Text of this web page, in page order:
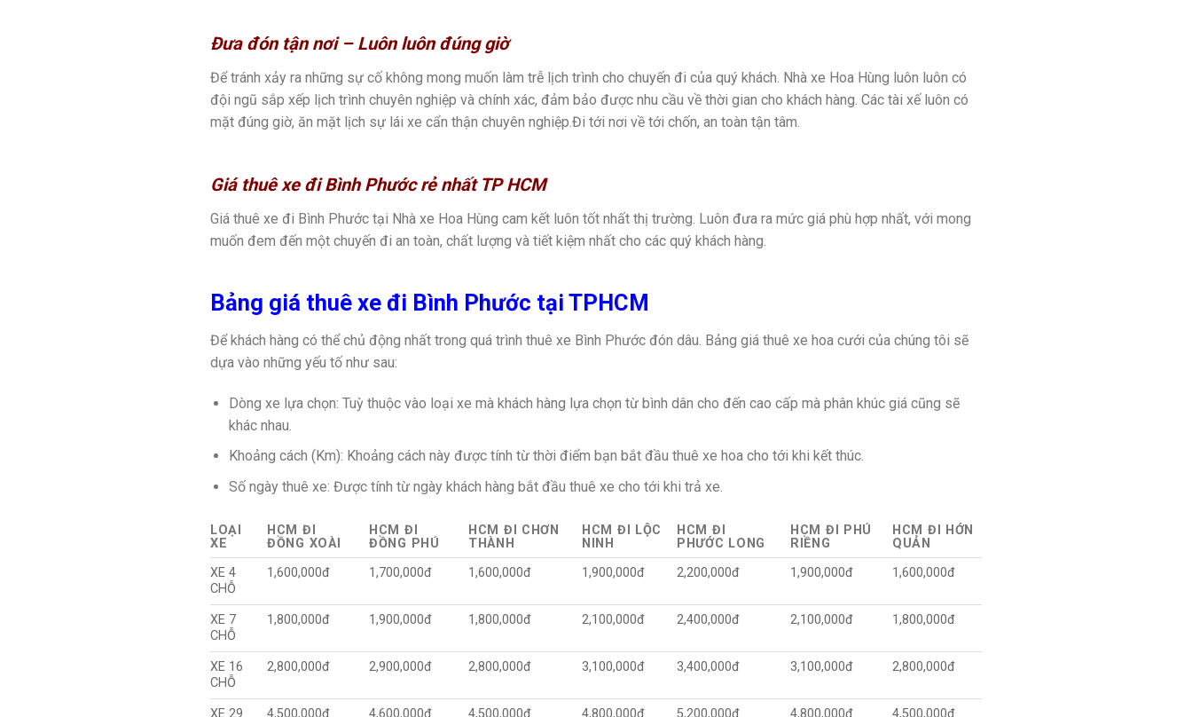
Đưa đón tận nơi – Luôn luôn đúng giờ
Để tránh xảy ra những sự cố không mong muốn làm trễ lịch trình cho chuyến đi của quý khách. Nhà xe Hoa Hùng luôn luôn có
đội ngũ sắp xếp lịch trình chuyên nghiệp và chính xác, đảm bảo được nhu cầu về thời gian cho khách hàng. Các tài xế luôn có
mặt đúng giờ, ăn mặt lịch sự lái xe cẩn thận chuyên nghiệp.Đi tới nơi về tới chốn, an toàn tận tâm.
Giá thuê xe đi Bình Phước rẻ nhất TP HCM
Giá thuê xe đi Bình Phước tại Nhà xe Hoa Hùng cam kết luôn tốt nhất thị trường. Luôn đưa ra mức giá phù hợp nhất, với mong
muốn đem đến một chuyến đi an toàn, chất lượng và tiết kiệm nhất cho các quý khách hàng.
Bảng giá thuê xe đi Bình Phước tại TPHCM
Để khách hàng có thể chủ động nhất trong quá trình thuê xe Bình Phước đón dâu. Bảng giá thuê xe hoa cưới của chúng tôi sẽ
dựa vào những yếu tố như sau:
Dòng xe lựa chọn: Tuỳ thuộc vào loại xe mà khách hàng lựa chọn từ bình dân cho đến cao cấp mà phân khúc giá cũng sẽ
khác nhau.
Khoảng cách (Km): Khoảng cách này được tính từ thời điểm bạn bắt đầu thuê xe hoa cho tới khi kết thúc.
Số ngày thuê xe: Được tính từ ngày khách hàng bắt đầu thuê xe cho tới khi trả xe.
LOẠI
XE
HCM ĐI
ĐỒNG XOÀI
HCM ĐI
ĐỒNG PHÚ
HCM ĐI CHƠN
THÀNH
HCM ĐI LỘC
NINH
HCM ĐI
PHƯỚC LONG
HCM ĐI PHÚ
RIỀNG
HCM ĐI HỚN
QUẢN
XE 4
CHỖ
1,600,000đ 1,700,000đ 1,600,000đ 1,900,000đ 2,200,000đ 1,900,000đ 1,600,000đ
XE 7
CHỖ
1,800,000đ 1,900,000đ 1,800,000đ 2,100,000đ 2,400,000đ 2,100,000đ 1,800,000đ
XE 16
CHỖ
2,800,000đ 2,900,000đ 2,800,000đ 3,100,000đ 3,400,000đ 3,100,000đ 2,800,000đ
XE 29
4,500,000đ 4,600,000đ 4,500,000đ 4,800,000đ 5,200,000đ 4,800,000đ 4,500,000đ